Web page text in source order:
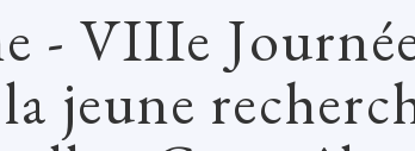
- VIIIe
jeune